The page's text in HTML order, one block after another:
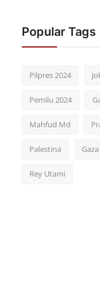
Popular Tags
Pilpres 2024
Pemilu 2024
Mahfud Md
Palestina Gaza
Rey Utami